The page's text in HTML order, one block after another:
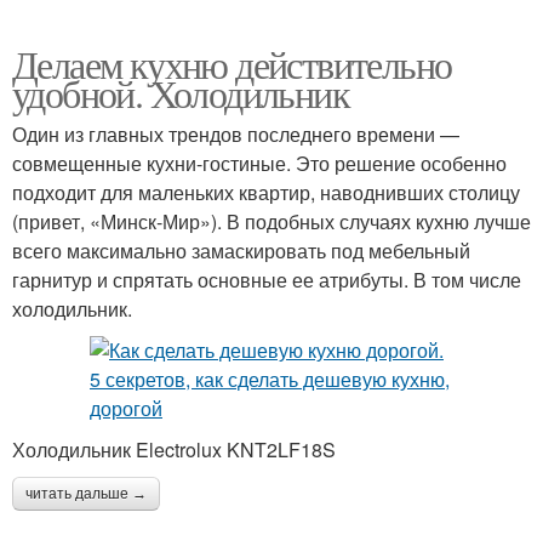
Делаем кухню действительно
удобной. Холодильник
Один из главных трендов последнего времени —
совмещенные кухни-гостиные. Это решение особенно
подходит для маленьких квартир, наводнивших столицу
(привет, «Минск-Мир»). В подобных случаях кухню лучше
всего максимально замаскировать под мебельный
гарнитур и спрятать основные ее атрибуты. В том числе
холодильник.
Холодильник Electrolux KNT2LF18S
читать дальше →